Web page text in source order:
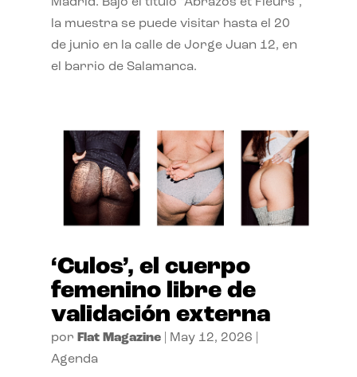
Madrid. Bajo el título “Abrazos et Fleurs”,
la muestra se puede visitar hasta el 20
de junio en la calle de Jorge Juan 12, en
el barrio de Salamanca.
‘Culos’, el cuerpo
femenino libre de
validación externa
por Flat Magazine| May 12, 2026
Agenda